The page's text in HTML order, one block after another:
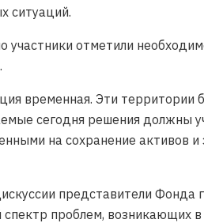
ситуаций.
участники отметили
временная. Эти территории
сегодня решения должны
на сохранение активов
представители Фонда
проблем, возникающих